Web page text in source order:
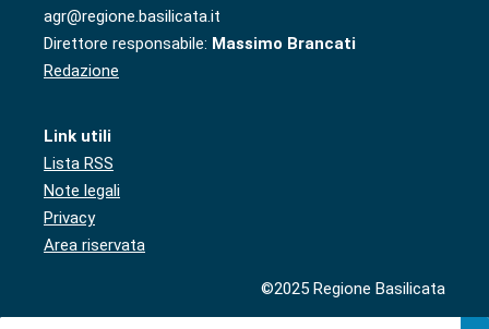
agr@regione.basilicata.it
Direttore responsabile: Massimo Brancati
Redazione
Link utili
Lista RSS
Note legali
Privacy
Area riservata
©2025 Regione Basilicata